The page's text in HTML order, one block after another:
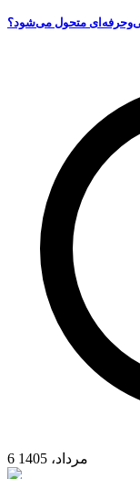
متحول می‌شود؟
6 مرداد، 1405